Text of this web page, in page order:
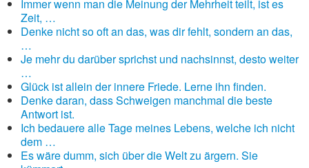
Immer wenn man die Meinung der Mehrheit teilt, ist es
Zeit, …
Denke nicht so oft an das, was dir fehlt, sondern an das,
…
Je mehr du darüber sprichst und nachsinnst, desto weiter
…
Glück ist allein der innere Friede. Lerne ihn finden.
Denke daran, dass Schweigen manchmal die beste
Antwort ist.
Ich bedauere alle Tage meines Lebens, welche ich nicht
dem …
Es wäre dumm, sich über die Welt zu ärgern. Sie